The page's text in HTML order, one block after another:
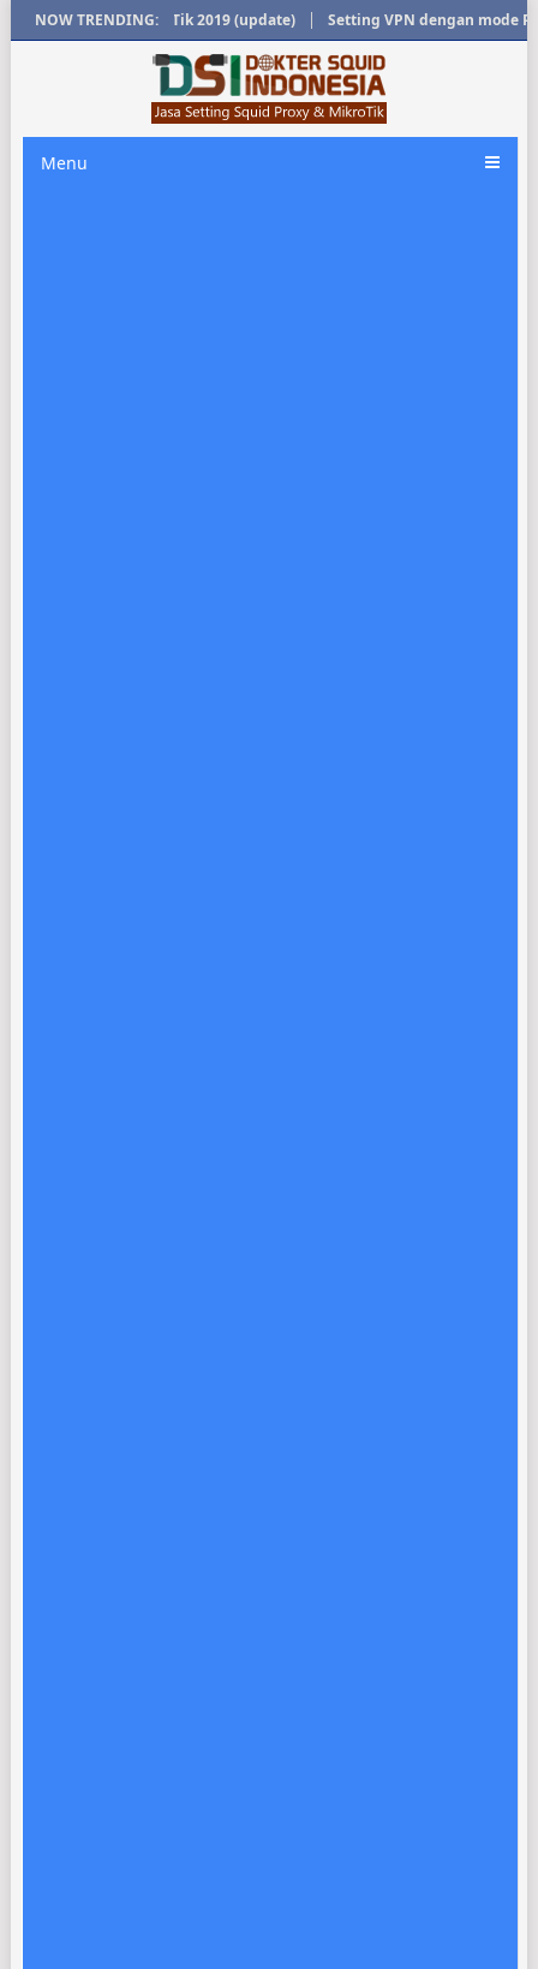
NOW TRENDING:
Game Online MikroTik 2019 (update) Setting VPN dengan mode
Menu